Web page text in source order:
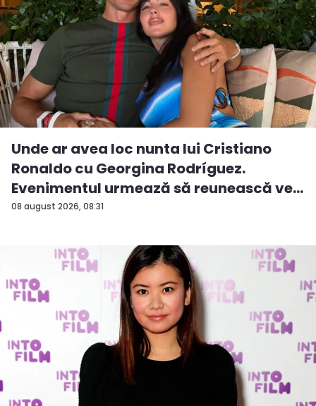
08 august 2026, 08:31
Unde ar avea loc nunta lui Cristiano
Ronaldo cu Georgina Rodríguez.
Evenimentul urmează să reunească ve...